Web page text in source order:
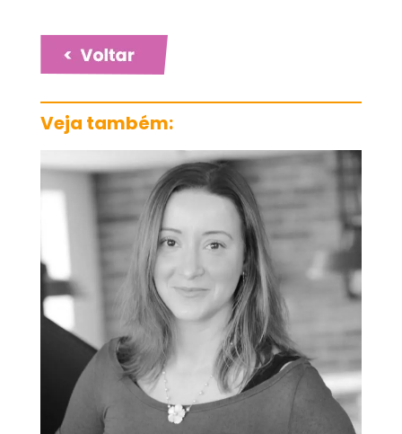
Veja também: